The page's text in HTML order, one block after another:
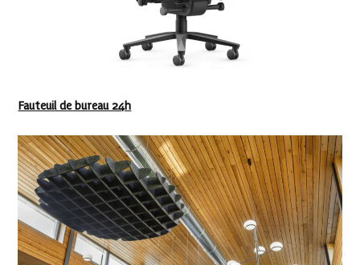
Fauteuil de bureau 24h